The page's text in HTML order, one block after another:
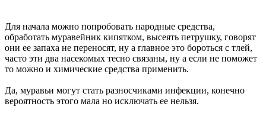
Для начала можно попробовать народные средства,
обработать муравейник кипятком, высеять петрушку, говорят
они ее запаха не переносят, ну а главное это бороться с тлей,
часто эти два насекомых тесно связаны, ну а если не поможет
то можно и химические средства применить.
Да, муравьи могут стать разносчиками инфекции, конечно
вероятность этого мала но исключать ее нельзя.